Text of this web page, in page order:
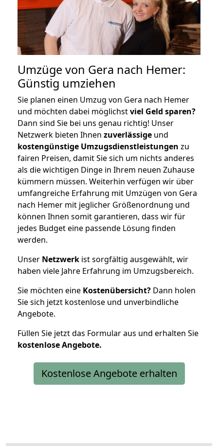
Umzüge von Gera nach Hemer:
Günstig umziehen
Sie planen einen Umzug von Gera nach Hemer
und möchten dabei möglichstviel Geld sparen?
Dann sind Sie bei uns genau richtig! Unser
Netzwerk bieten Ihnen zuverlässige und
kostengünstige Umzugsdienstleistungen zu
fairen Preisen, damit Sie sich um nichts anderes
als die wichtigen Dinge in Ihrem neuen Zuhause
kümmern müssen. Weiterhin verfügen wir über
umfangreiche Erfahrung mit Umzügen von Gera
nach Hemer mit jeglicher Größenordnung und
können Ihnen somit garantieren, dass wir für
jedes Budget eine passende Lösung finden
werden.
Unser Netzwerk ist sorgfältig ausgewählt, wir
haben viele Jahre Erfahrung im Umzugsbereich.
Sie möchten eine Kostenübersicht? Dann holen
Sie sich jetzt kostenlose und unverbindliche
Angebote.
Füllen Sie jetzt das Formular aus und erhalten Sie
kostenloseAngebote.
Kostenlose Angebote erhalten